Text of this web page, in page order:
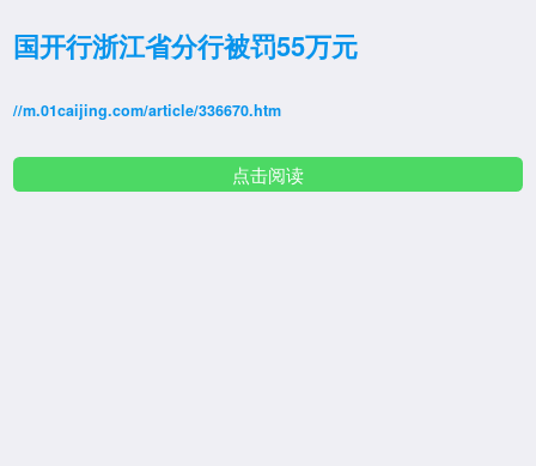
国开行浙江省分行被罚55万元
//m.01caijing.com/article/336670.htm
点击阅读